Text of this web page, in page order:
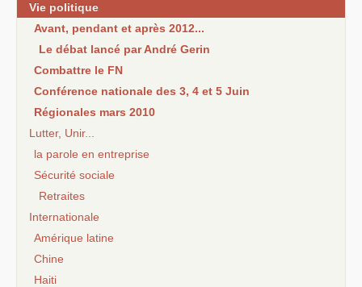
Vie politique
Avant, pendant et après 2012...
Le débat lancé par André Gerin
Combattre le FN
Conférence nationale des 3, 4 et 5 Juin
Régionales mars 2010
Lutter, Unir...
la parole en entreprise
Sécurité sociale
Retraites
Internationale
Amérique latine
Chine
Haiti